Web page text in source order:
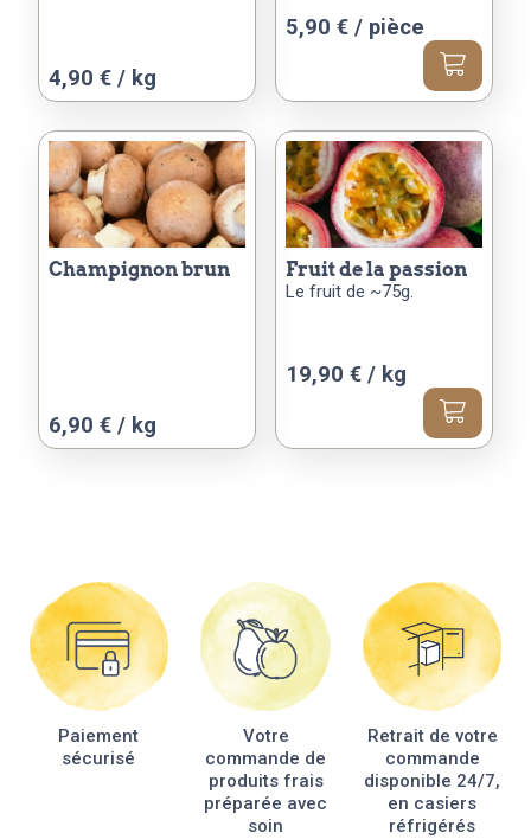
4,90 € / kg
Ce
produit
a
plusieurs
variations.
Les
options
peuvent
du
produit
5,90 € / pièce
champignon brun
6,90 € / kg
Ce
produit
options
peuvent
être
choisies
sur
la
page
fruit de la passion
Le fruit de ~75g.
19,90 € / kg
Paiement
sécurisé
Votre
commande de
produits frais
préparée avec
soin
Retrait de votre
commande
disponible 24/7,
en casiers
réfrigérés